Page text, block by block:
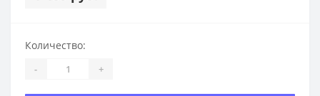
Количество:
- +